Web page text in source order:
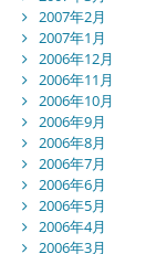
2007年2月
2007年1月
2006年12月
2006年11月
2006年10月
2006年9月
2006年8月
2006年7月
2006年6月
2006年5月
2006年4月
2006年3月